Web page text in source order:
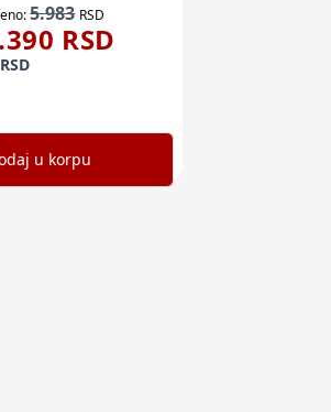
5.983 RSD
RSD
RSD
u korpu